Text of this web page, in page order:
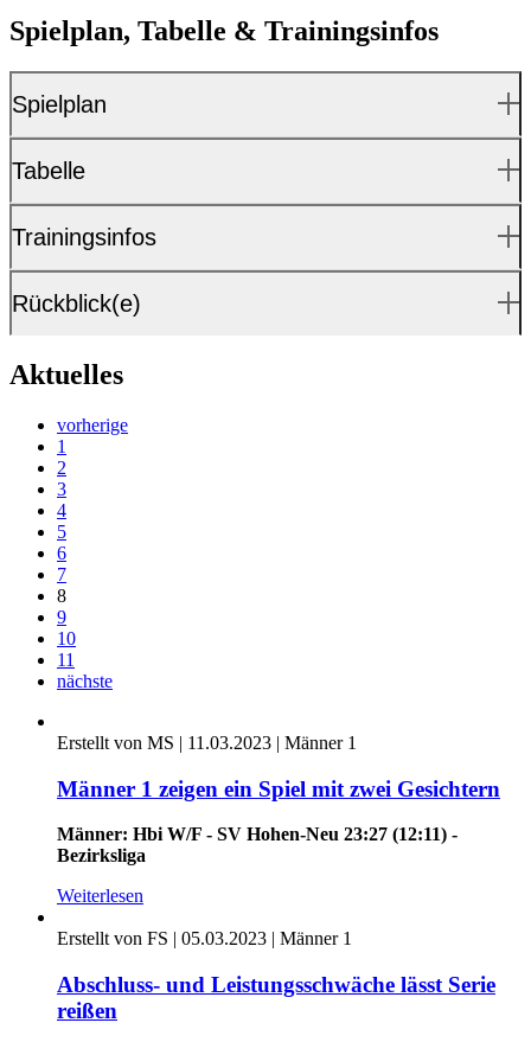
Spielplan, Tabelle & Trainingsinfos
Spielplan
Tabelle
Trainingsinfos
Rückblick(e)
Aktuelles
vorherige
1
2
3
4
5
6
7
8
9
10
11
nächste
Erstellt von MS | 11.03.2023 | Männer 1
Männer 1 zeigen ein Spiel mit zwei Gesichtern
Männer: Hbi W/F - SV Hohen-Neu 23:27 (12:11) -
Bezirksliga
Weiterlesen
Erstellt von FS | 05.03.2023 | Männer 1
Abschluss- und Leistungsschwäche lässt Serie
reißen